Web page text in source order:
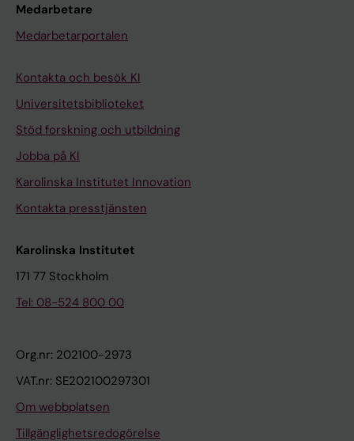
Medarbetare
Medarbetarportalen
Kontakta och besök KI
Universitetsbiblioteket
Stöd forskning och utbildning
Jobba på KI
Karolinska Institutet Innovation
Kontakta presstjänsten
Karolinska Institutet
171 77 Stockholm
Tel: 08-524 800 00
Org.nr: 202100-2973
VAT.nr: SE202100297301
Om webbplatsen
Tillgänglighetsredogörelse